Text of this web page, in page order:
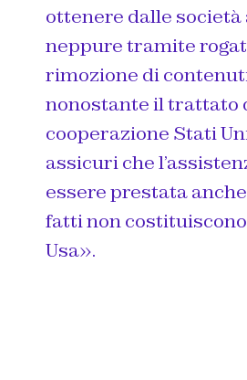
ottenere dalle
neppure tramite
rimozione di
nonostante il trattato
cooperazione Stati
assicuri che
essere prestata
fatti non
Usa».